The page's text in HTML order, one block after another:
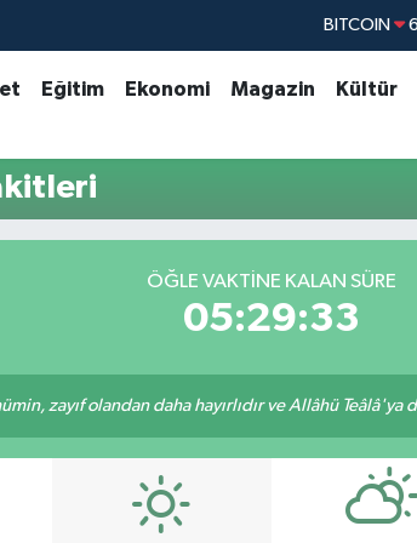
BITCOIN
STERLİN
Eğitim Ekonomi Magazin Kültür
ÖĞLE VAKTINE KALAN SÜRE
05:29:33
zayıf olandan daha hayırlıdır ve Allâhü